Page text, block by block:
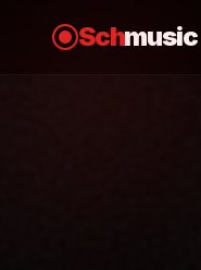
Schmusic